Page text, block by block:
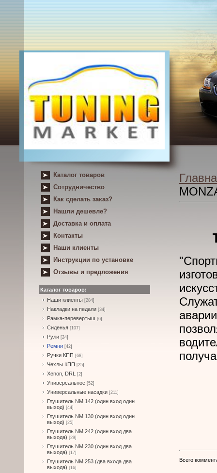
Каталог товаров
Сотрудничество
Как сделать заказ?
Нашли дешевле?
Доставка и оплата
Контакты
Наши клиенты
Инструкции по установке
Отзывы и предложения
Каталог товаров:
Наши клиенты [284]
Накладки на педали [34]
Рамка-перевертыш [6]
Сиденья [107]
Рули [24]
Ремни [42]
Ручки КПП [68]
Чехлы КПП [25]
Xenon, DRL [2]
Универсальное [52]
Универсальные насадки [211]
Глушитель NM 142 (один вход один
выход) [44]
Глушитель NM 130 (один вход один
выход) [25]
Глушитель NM 242 (один вход два
выхода) [29]
Глушитель NM 230 (один вход два
выхода) [17]
Глушитель NM 253 (два входа два
выхода) [16]
Всего